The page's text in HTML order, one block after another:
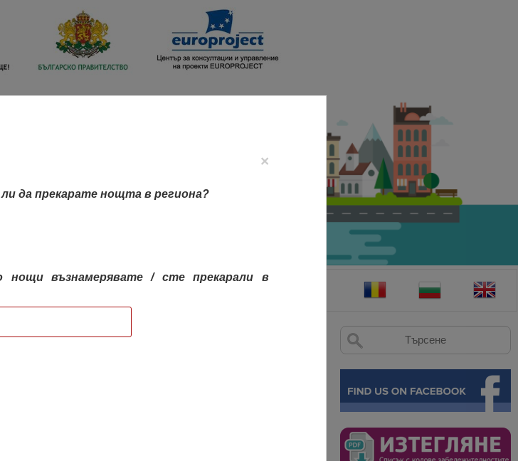
×
да прекарате нощта в региона?
възнамерявате / сте прекарали в